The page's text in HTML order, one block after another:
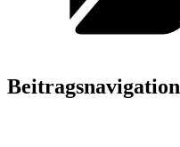
Beitragsnavigation